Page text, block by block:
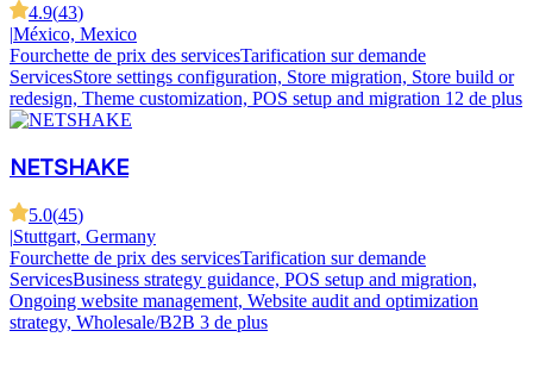
4.9(43)
|México, Mexico
Fourchette de prix des servicesTarification sur demande
ServicesStore settings configuration, Store migration, Store build or
redesign, Theme customization, POS setup and migration 12 de plus
NETSHAKE
5.0(45)
|Stuttgart, Germany
Fourchette de prix des servicesTarification sur demande
ServicesBusiness strategy guidance, POS setup and migration,
Ongoing website management, Website audit and optimization
strategy, Wholesale/B2B 3 de plus